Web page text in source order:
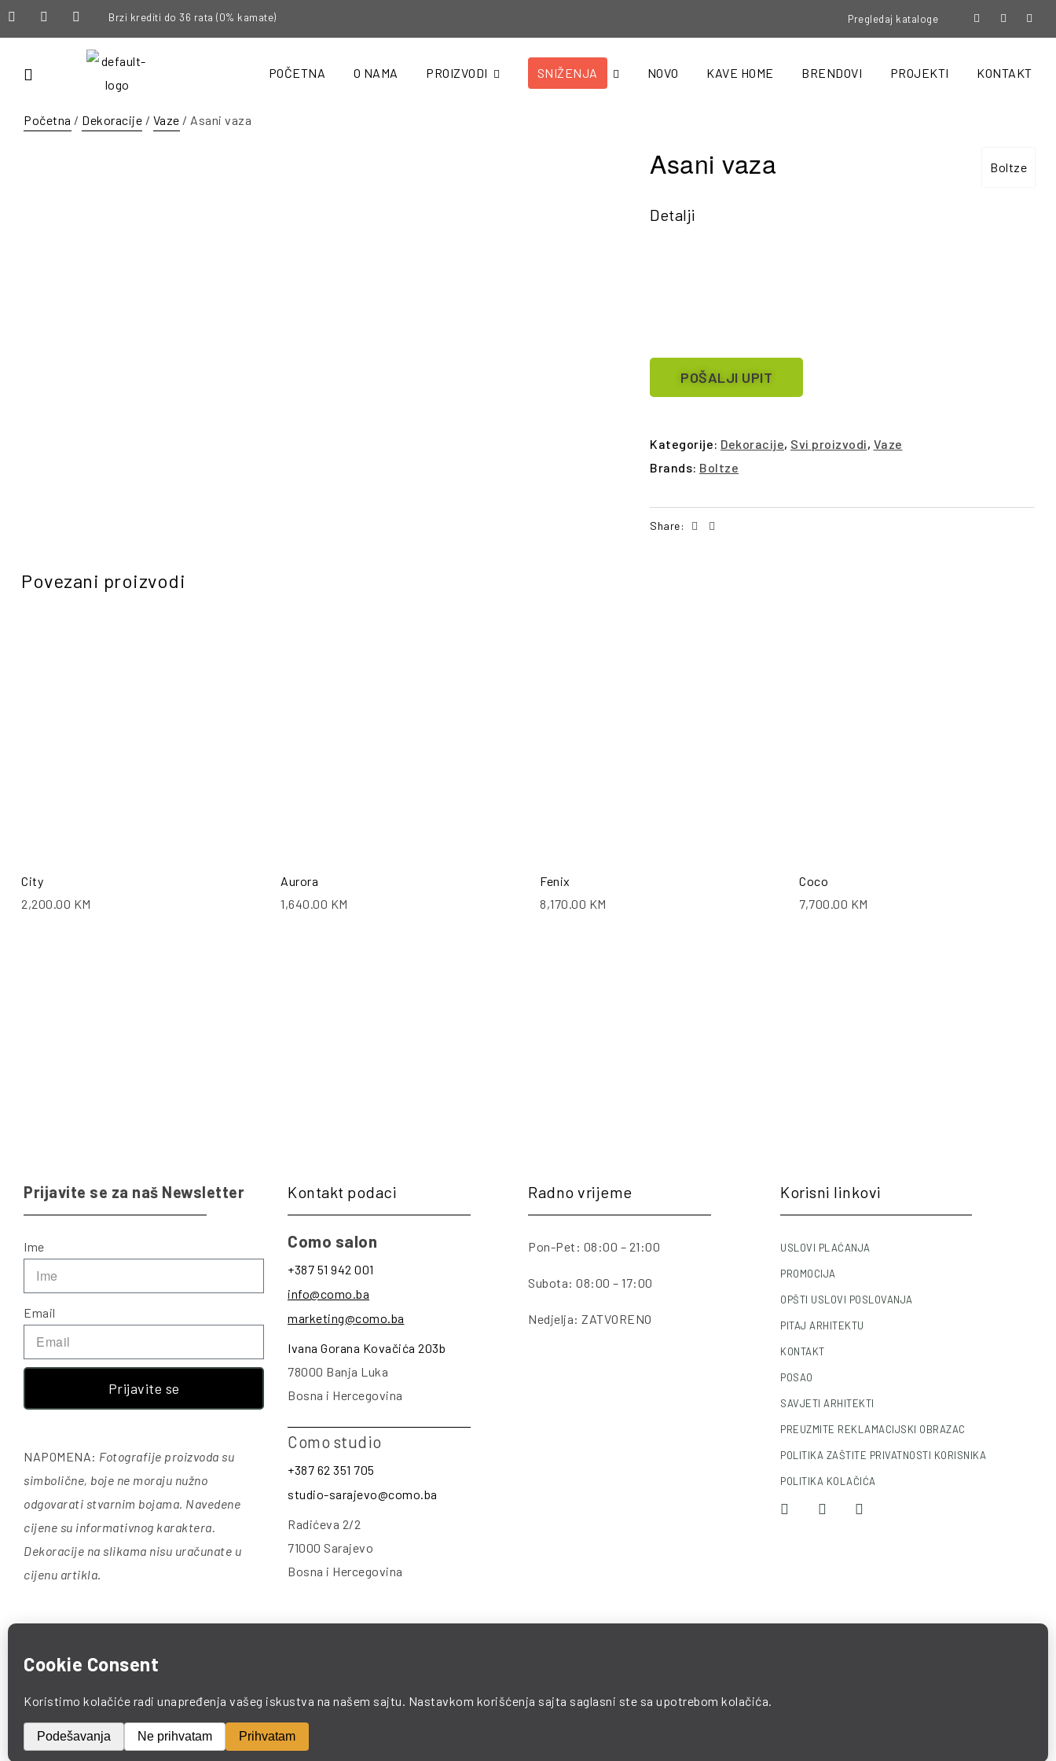
Brzi krediti do 36 rata (0% kamate) Pregledaj kataloge
POČETNA O NAMA PROIZVODI SNIŽENJA NOVO KAVE HOME BRENDOVI PROJEKTI KONTAKT
Početna / Dekoracije / Vaze / Asani vaza
Boltze
Asani vaza
Detalji
POŠALJI UPIT
Kategorije: Dekoracije, Svi proizvodi, Vaze
Brands: Boltze
Share: Facebook
Povezani proizvodi
City
2,200.00 KM
Aurora
1,640.00 KM
Fenix
8,170.00 KM
Coco
7,700.00 KM
Prijavite se za naš Newsletter
Ime
Email
Prijavite se
NAPOMENA: Fotografije proizvoda su
simbolične, boje ne moraju nužno
odgovarati stvarnim bojama. Navedene
cijene su informativnog karaktera.
Dekoracije na slikama nisu uračunate u
cijenu artikla.
Kontakt podaci
Como salon
+387 51 942 001
info@como.ba
marketing@como.ba
Ivana Gorana Kovačića 203b
78000 Banja Luka
Bosna i Hercegovina
Como studio
+387 62 351 705
studio-sarajevo@como.ba
Radićeva 2/2
71000 Sarajevo
Bosna i Hercegovina
Radno vrijeme
Pon-Pet: 08:00 – 21:00
Subota: 08:00 – 17:00
Nedjelja: ZATVORENO
Korisni linkovi
USLOVI PLAĆANJA
PROMOCIJA
OPŠTI USLOVI POSLOVANJA
PITAJ ARHITEKTU
KONTAKT
POSAO
SAVJETI ARHITEKTI
PREUZMITE REKLAMACIJSKI OBRAZAC
POLITIKA ZAŠTITE PRIVATNOSTI KORISNIKA
POLITIKA KOLAČIĆA